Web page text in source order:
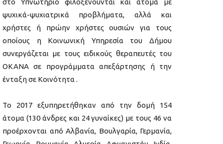
στο Υπνωτήριο φιλοξενούνται και άτομα με
ψυχικά-ψυχιατρικά προβλήματα, αλλά και
χρήστες ή πρώην χρήστες ουσιών για τους
οποίους η Κοινωνική Υπηρεσία του Δήμου
συνεργάζεται με τους ειδικούς θεραπευτές του
ΟΚΑΝΑ σε προγράμματα απεξάρτησης ή την
ένταξη σε Κοινότητα .
Το 2017 εξυπηρετήθηκαν από την δομή 154
άτομα (130 άνδρες και 24 γυναίκες) με τους 46 να
προέρχονται από Αλβανία, Βουλγαρία, Γερμανία,